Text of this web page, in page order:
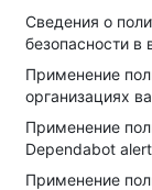
Сведения о
безопасности в
Применение
организациях
Применение
Dependabot
Применение